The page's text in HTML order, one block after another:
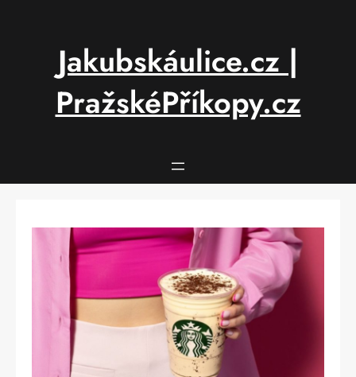
Jakubskáulice.cz |
PražskéPříkopy.cz